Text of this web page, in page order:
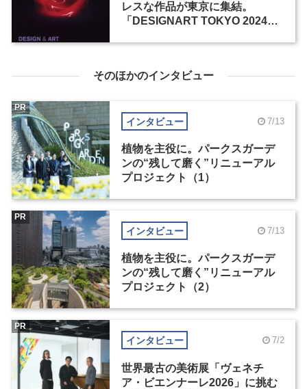
レスな作品が東京に集結。
「DESIGNART TOKYO 2024」
そのほかのインタビュー
インタビュー 7/13
植物を主役に。パークスガーデ
ンの“残して磨く”リニューアル
プロジェクト（1）
PR
インタビュー 7/13
植物を主役に。パークスガーデ
ンの“残して磨く”リニューアル
プロジェクト（2）
PR
インタビュー 7/2
世界最古の美術展「ヴェネチ
ア・ビエンナーレ2026」に挑む
PR